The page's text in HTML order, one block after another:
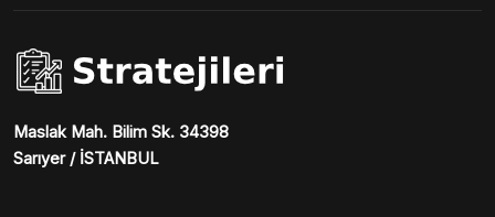
Maslak Mah. Bilim Sk. 34398
Sarıyer / İSTANBUL